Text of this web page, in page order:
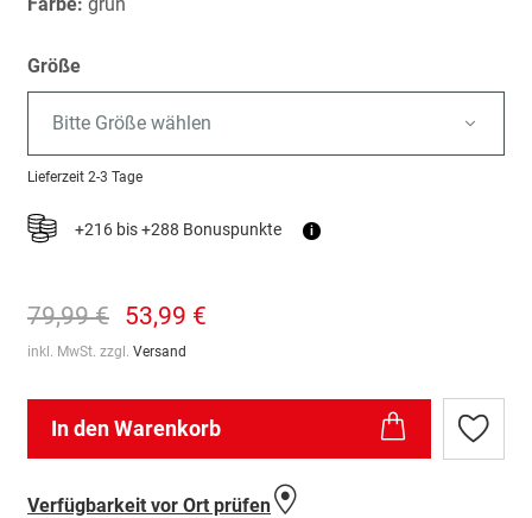
Größe
Bitte Größe wählen
Lieferzeit 2-3 Tage
+216 bis +288 Bonuspunkte i
79,99 € 53,99 €
inkl. MwSt. zzgl. Versand
In den Warenkorb
Zur
Verfügbarkeit vor Ort prüfen